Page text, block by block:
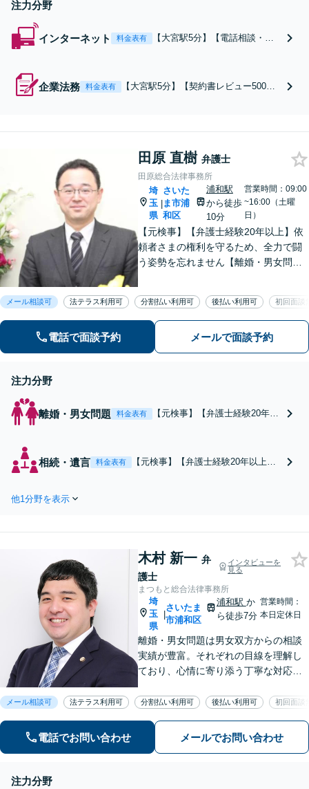
注力分野
インターネット 料金表有
【大宮駅5分】【電話相談・オ
示請求、名誉毀損に対する損害
賠償など、お困りの際はご相談
者さまにとって納得のいく解決
を目指します。
企業法務 料金表有
【大宮駅5分】【契約書レビュー500件
引条件の確認など、事業を守るために
田原 直樹 弁護士
田原総合法律事務所
埼
玉
県
|
さいた
ま市浦
和区
浦和駅
から徒歩
10分
営業時間：09:00
~16:00（土曜
日）
【元検事】【弁護士経験20年以上】依
頼者さまの権利を守るため、全力で闘
う姿勢を忘れません【離婚・男女問
分・遺留分にも積極的に対応【夜間／
休日の相談可能】
メール相談可 法テラス利用可 分割払い利用可 後払い利用可 初回面談
電話で面談予約 メールで面談予約
注力分野
離婚・男女問題 料金表有
【元検事】【弁護士経験20年以
とはありませんか？婚姻費用、
親権、養育費、離婚調停・訴訟
相続・遺言 料金表有
【元検事】【弁護士経験20年以上】
スムーズな解決を目指します。お早
料】
他1分野を表示
木村 新一 弁
護士
インタビューを
見る
まつもと総合法律事務所
埼
玉
県
|
さいたま
市浦和区
浦和駅 か
ら徒歩7分
営業時間：
本日定休日
離婚・男女問題は男女双方からの相談
実績が豊富。それぞれの目線を理解し
ており、心情に寄り添う丁寧な対応が
富な経験を活かして迅速に対応いたし
メール相談可 法テラス利用可 分割払い利用可 後払い利用可 初回面談
電話でお問い合わせ メールでお問い合わせ
注力分野